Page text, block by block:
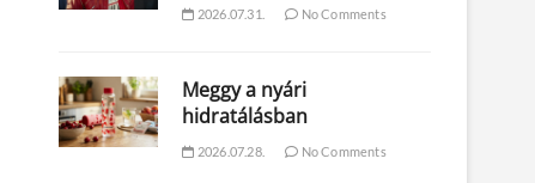
2026.07.31. No Comments
Meggy a nyári
hidratálásban
2026.07.28. No Comments